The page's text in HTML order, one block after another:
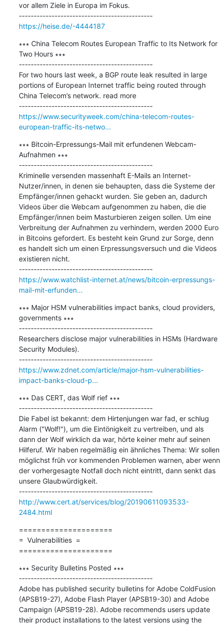
vor allem Ziele in Europa im Fokus.
---------------------------------------------
https://heise.de/-4444187
∗∗∗ China Telecom Routes European Traffic to Its Network for
Two Hours ∗∗∗
---------------------------------------------
For two hours last week, a BGP route leak resulted in large
portions of European Internet traffic being routed through
China Telecom’s network. read more
---------------------------------------------
https://www.securityweek.com/china-telecom-routes-
european-traffic-its-netwo...
∗∗∗ Bitcoin-Erpressungs-Mail mit erfundenen Webcam-
Aufnahmen ∗∗∗
---------------------------------------------
Kriminelle versenden massenhaft E-Mails an Internet-
Nutzer/innen, in denen sie behaupten, dass die Systeme der
Empfänger/innen gehackt wurden. Sie geben an, dadurch
Videos über die Webcam aufgenommen zu haben, die die
Empfänger/innen beim Masturbieren zeigen sollen. Um eine
Verbreitung der Aufnahmen zu verhindern, werden 2000 Euro
in Bitcoins gefordert. Es besteht kein Grund zur Sorge, denn
es handelt sich um einen Erpressungsversuch und die Videos
existieren nicht.
---------------------------------------------
https://www.watchlist-internet.at/news/bitcoin-erpressungs-
mail-mit-erfunden...
∗∗∗ Major HSM vulnerabilities impact banks, cloud providers,
governments ∗∗∗
---------------------------------------------
Researchers disclose major vulnerabilities in HSMs (Hardware
Security Modules).
---------------------------------------------
https://www.zdnet.com/article/major-hsm-vulnerabilities-
impact-banks-cloud-p...
∗∗∗ Das CERT, das Wolf rief ∗∗∗
---------------------------------------------
Die Fabel ist bekannt: dem Hirtenjungen war fad, er schlug
Alarm ("Wolf!"), um die Eintönigkeit zu vertreiben, und als
dann der Wolf wirklich da war, hörte keiner mehr auf seinen
Hilferuf. Wir haben regelmäßig ein ähnliches Thema: Wir sollen
möglichst früh vor kommenden Problemen warnen, aber wenn
der vorhergesagte Notfall doch nicht eintritt, dann senkt das
unsere Glaubwürdigkeit.
---------------------------------------------
http://www.cert.at/services/blog/20190611093533-
2484.html
=====================
=  Vulnerabilities  =
=====================
∗∗∗ Security Bulletins Posted ∗∗∗
---------------------------------------------
Adobe has published security bulletins for Adobe ColdFusion
(APSB19-27), Adobe Flash Player (APSB19-30) and Adobe
Campaign (APSB19-28). Adobe recommends users update
their product installations to the latest versions using the